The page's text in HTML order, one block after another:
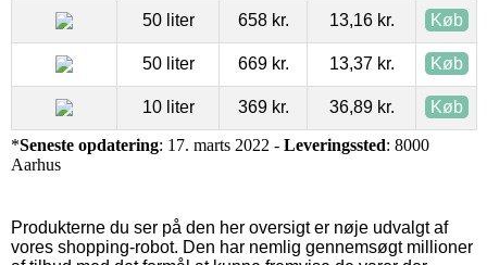
50 liter 658 kr. 13,16 kr. Køb
50 liter 669 kr. 13,37 kr. Køb
10 liter 369 kr. 36,89 kr. Køb
*Seneste opdatering: 17. marts 2022 - Leveringssted: 8000
Aarhus
Produkterne du ser på den her oversigt er nøje udvalgt af
vores shopping-robot. Den har nemlig gennemsøgt millioner